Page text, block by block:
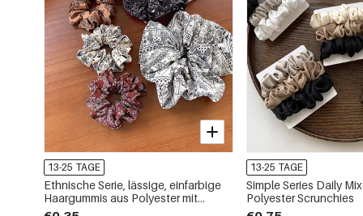
13-25 TAGE
Ethnische Serie, lässige, einfarbige
Haargummis aus Polyester mit
Paisley-Muster
13-25 TAGE
Simple Series Daily
Polyester Scrunchies